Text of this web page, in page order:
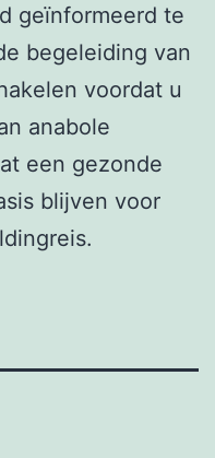
geïnformeerd te
begeleiding van
voordat u
anabole
een gezonde
blijven voor